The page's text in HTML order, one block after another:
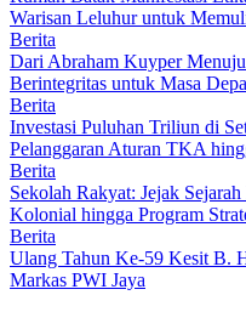
Warisan Leluhur untuk
Berita
Dari Abraham Kuyper
Berintegritas untuk Masa
Berita
Investasi Puluhan Triliun di
Pelanggaran Aturan TKA
Berita
Sekolah Rakyat: Jejak
Kolonial hingga Program
Berita
Ulang Tahun Ke-59 Kesit B.
Markas PWI Jaya